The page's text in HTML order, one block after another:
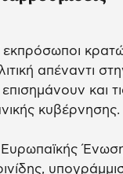
εκπρόσωποι
απέναντι
και
κυβέρνησης.